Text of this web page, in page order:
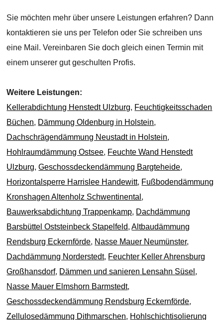
Sie möchten mehr über unsere Leistungen erfahren? Dann
kontaktieren sie uns per Telefon oder Sie schreiben uns
eine Mail. Vereinbaren Sie doch gleich einen Termin mit
einem unserer gut geschulten Profis.
Weitere Leistungen:
Kellerabdichtung Henstedt Ulzburg, Feuchtigkeitsschaden
Büchen, Dämmung Oldenburg in Holstein,
Dachschrägendämmung Neustadt in Holstein,
Hohlraumdämmung Ostsee, Feuchte Wand Henstedt
Ulzburg,Geschossdeckendämmung Bargteheide,
Horizontalsperre Harrislee Handewitt, Fußbodendämmung
Kronshagen Altenholz Schwentinental ,
Bauwerksabdichtung Trappenkamp, Dachdämmung
Barsbüttel Oststeinbeck Stapelfeld,Altbaudämmung
Rendsburg Eckernförde, Nasse Mauer Neumünster,
Dachdämmung Norderstedt, Feuchter Keller Ahrensburg
Großhansdorf, Dämmen und sanieren Lensahn Süsel ,
Nasse Mauer Elmshorn Barmstedt,
Geschossdeckendämmung Rendsburg Eckernförde,
Zellulosedämmung Dithmarschen, Hohlschichtisolierung